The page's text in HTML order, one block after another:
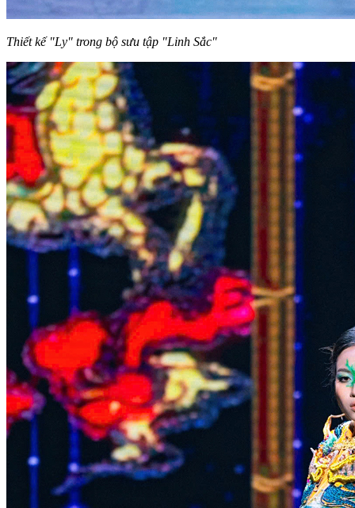
Thiết kế "Ly" trong bộ sưu tập "Linh Sắc"